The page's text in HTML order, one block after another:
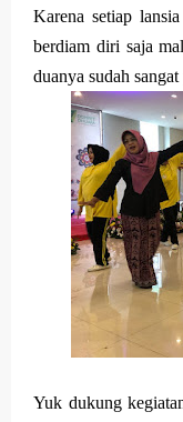
Karena setiap
berdiam diri saja
duanya sudah
Yuk dukung